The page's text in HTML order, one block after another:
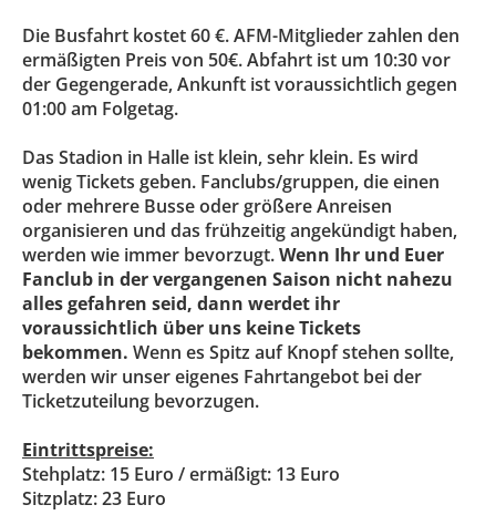
Die Busfahrt kostet 60 €. AFM-Mitglieder zahlen den
ermäßigten Preis von 50€.Abfahrt ist um 10:30 vor
der Gegengerade, Ankunft ist voraussichtlich gegen
01:00 am Folgetag.
Das Stadion in Halle ist klein, sehr klein. Es wird
wenig Tickets geben. Fanclubs/gruppen, die einen
oder mehrere Busse oder größere Anreisen
organisieren und das frühzeitig angekündigt haben,
werden wie immer bevorzugt.Wenn Ihr und Euer
Fanclub in der vergangenen Saison nicht nahezu
alles gefahren seid, dann werdet ihr
voraussichtlich über uns keine Tickets
bekommen. Wenn es Spitz auf Knopf stehen sollte,
werden wir unser eigenes Fahrtangebot bei der
Ticketzuteilung bevorzugen.
Eintrittspreise:
Stehplatz: 15 Euro / ermäßigt: 13 Euro
Sitzplatz: 23 Euro